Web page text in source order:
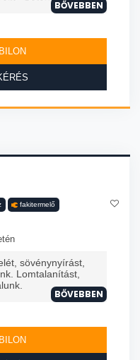
BŐVEBBEN
fakitermelő
sövénynyírást,
Lomtalanítást,
BŐVEBBEN